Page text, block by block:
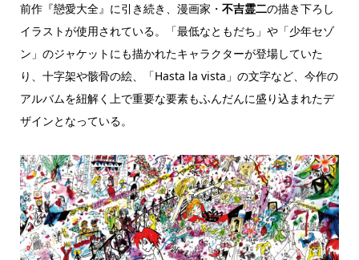
前作『戀愛大全』に引き続き、漫画家・ 不吉霊二の描き下ろし
イラストが使用されている。「最低なともだち」や「少年セゾ
ン」のジャケットにも描かれたキャラクターが登場していた
り、十字架や骸骨の絵、「Hasta la vista」の文字など、今作の
アルバムを紐解く上で重要な要素もふんだんに盛り込まれたデ
ザインとなっている。